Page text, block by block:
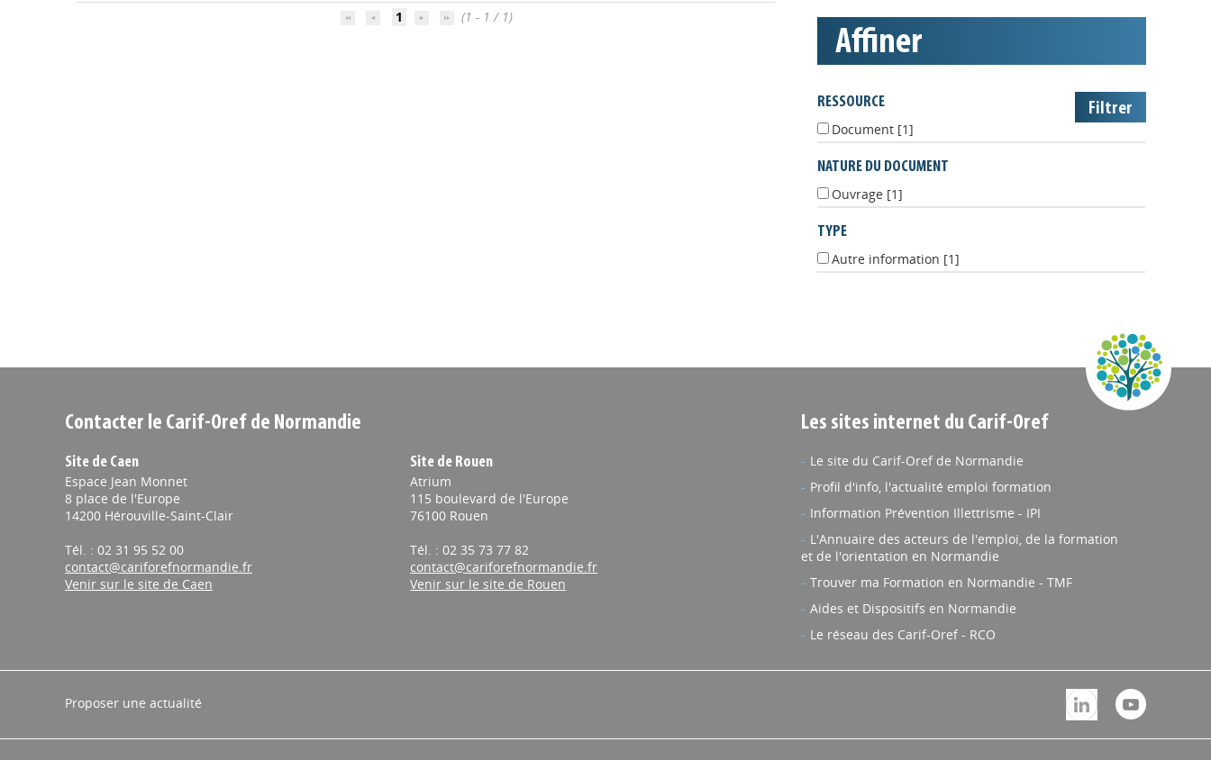
1 (1 - 1 / 1) Appels à projets
affiner
RESSOURCE
Document [1]
NATURE DU DOCUMENT
Ouvrage [1]
TYPE
Autre information [1]
Contacter le Carif-Oref de Normandie
Site de Caen
Espace Jean Monnet
8 place de l'Europe
14200 Hérouville-Saint-Clair
Tél. : 02 31 95 52 00
contact@cariforefnormandie.fr
Venir sur le site de Caen
Site de Rouen
Atrium
115 boulevard de l'Europe
76100 Rouen
Tél. : 02 35 73 77 82
contact@cariforefnormandie.fr
Venir sur le site de Rouen
Les sites internet du Carif-Oref
Le site du Carif-Oref de Normandie
Profil d'info, l'actualité emploi formation
Information Prévention Illettrisme - IPI
L'Annuaire des acteurs de l'emploi, de la formation
et de l'orientation en Normandie
Trouver ma Formation en Normandie - TMF
Aides et Dispositifs en Normandie
Le réseau des Carif-Oref - RCO
Proposer une actualité